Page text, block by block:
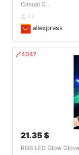
Casual C..
DE
aliexpress
🔗404?
21.35 $
RGB LED Glow